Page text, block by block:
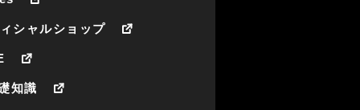
シャルショップ
知識